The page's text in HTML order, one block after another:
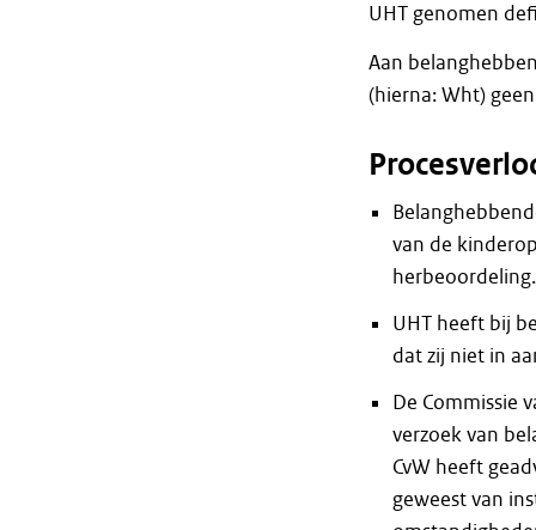
UHT genomen
Aan
(hierna: Wht)
van de
herbeoordeling.
UHT heeft bij
dat zij niet in
De Commissie
verzoek van
CvW heeft
geweest van